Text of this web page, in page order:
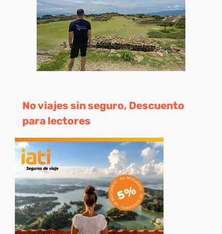
No viajes sin seguro, Descuento
para lectores